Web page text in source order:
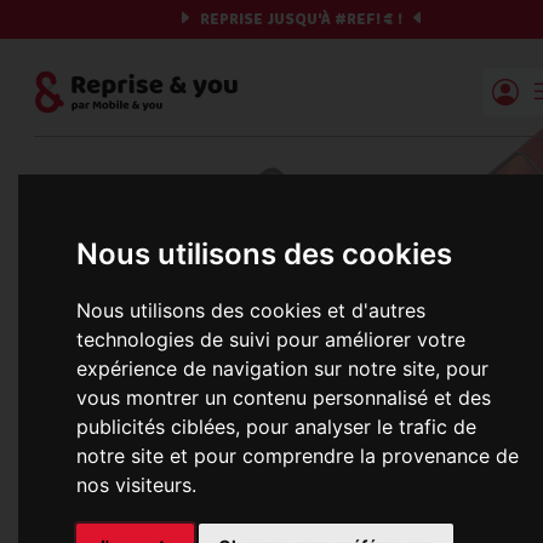
Nous utilisons des cookies
Nous utilisons des cookies et d'autres
technologies de suivi pour améliorer votre
expérience de navigation sur notre site, pour
vous montrer un contenu personnalisé et des
publicités ciblées, pour analyser le trafic de
notre site et pour comprendre la provenance de
nos visiteurs.
REPRISE JUSQU'À #REF!€ !
Reprise | Mobile & you
Préparez votre chrono et vos informations,
c'est parti !
Nous récupérons les meilleures
Une erreur est survenue :